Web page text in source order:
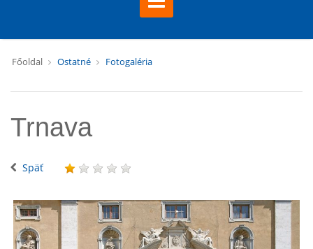
Főoldal Ostatné Fotogaléria
Trnava
Späť